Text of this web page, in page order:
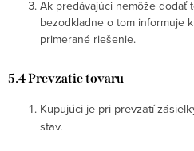
Ak predávajúci nemôže dodať
bezodkladne o tom informuje
primerané riešenie.
5.4 Prevzatie tovaru
Kupujúci je pri prevzatí
stav.